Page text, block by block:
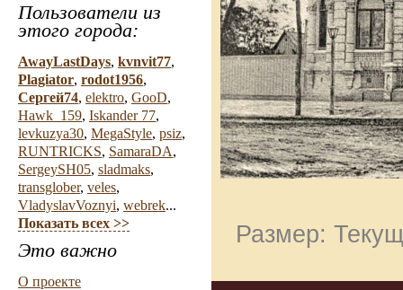
Пользователи из
этого города:
AwayLastDays, kvnvit77,
Plagiator, rodot1956,
Сергей74, elektro, GooD,
Hawk_159, Iskander 77,
levkuzya30, MegaStyle, psiz,
RUNTRICKS, SamaraDA,
SergeySH05, sladmaks,
transglober, veles,
VladyslavVoznyi, webrek...
Показать всех >>
Это важно
О проекте
Размер: